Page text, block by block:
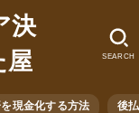
決
屋
現金化する方法 後
SEARCH